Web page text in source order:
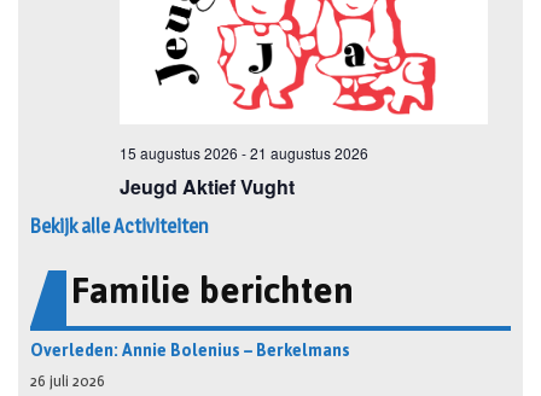
Bekijk alle Activiteiten
Familie berichten
Overleden: Annie Bolenius – Berkelmans
26 juli 2026